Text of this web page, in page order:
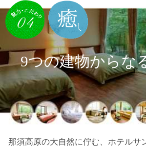
9つの建物からな
那須高原の大自然に佇む、ホテルサ